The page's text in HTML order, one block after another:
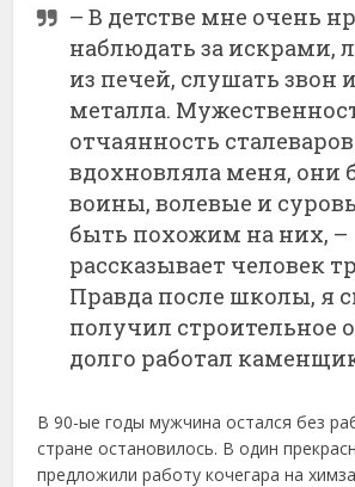
– В детстве мне очень
наблюдать за искрами,
из печей, слушать звон
металла.
отчаянность
вдохновляла меня, они
воины, волевые и
быть похожим на них, –
рассказывает человек
Правда после школы, я
получил строительное
долго работал
В 90-ые годы мужчина остался без
стране остановилось. В один
предложили работу кочегара на